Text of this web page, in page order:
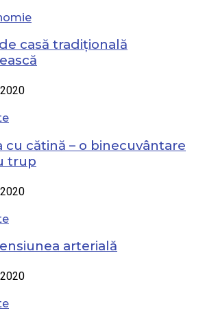
casă tradițională
cu cătină – o binecuvântare
trup
arterială